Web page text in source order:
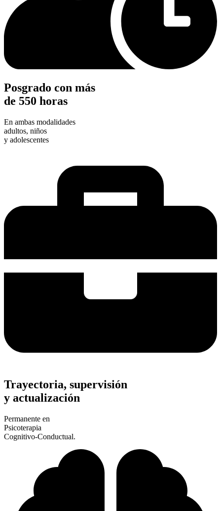
Posgrado con más
de 550 horas
En ambas modalidades
adultos, niños
y adolescentes
Trayectoria, supervisión
y actualización
Permanente en
Psicoterapia
Cognitivo-Conductual.